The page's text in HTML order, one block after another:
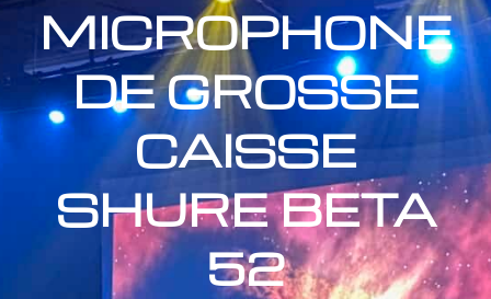
MICROPHONE
DE GROSSE
CAISSE
SHURE BETA
52